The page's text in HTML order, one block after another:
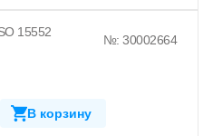
15552
№: 30002664
В корзину